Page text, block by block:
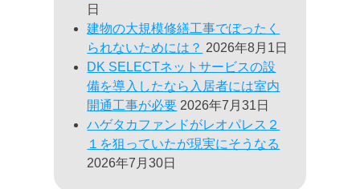
日
建物の大規模修繕工事でぼったく
られないためには？ 2026年8月1日
DK SELECTネットサービスの設
備を導入したなら入居者には室内
開通工事が必要 2026年7月31日
ハゲタカファンドがレオパレス２
１を狙っていたが現実にそうなる
2026年7月30日